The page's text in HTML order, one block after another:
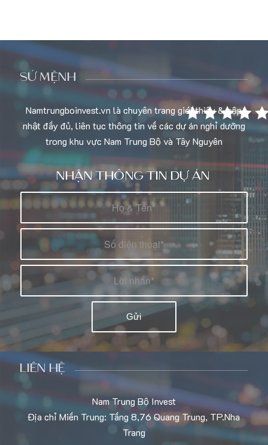
SỨ MỆNH
Namtrungboinvest.vn là chuyên trang giới thiệu & cập
nhật đầy đủ, liên tục thông tin về các dự án nghỉ dưỡng
trong khu vực Nam Trung Bộ và Tây Nguyên
NHẬN THÔNG TIN DỰ ÁN
LIÊN HỆ
Nam Trung Bộ Invest
Địa chỉ Miền Trung: Tầng 8,76 Quang Trung, TP.Nha
Trang